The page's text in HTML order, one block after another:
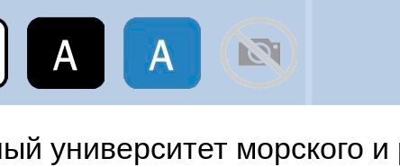
университет морского